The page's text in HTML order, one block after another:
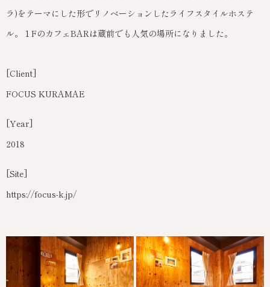
[Client]
FOCUS KURAMAE
[Year]
2018
[Site]
https://focus-k.jp/
ラ)をテーマにした形でリノベーションしたライフスタイルホステ
ル。１FのカフェBARは蔵前でも人気の場所になりました。